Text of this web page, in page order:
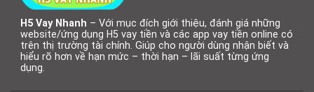
H5 Vay Nhanh – Với mục đích giới thiệu, đánh giá những
website/ứng dụng H5 vay tiền và các app vay tiền online có
trên thị trường tài chính. Giúp cho người dùng nhận biết và
hiểu rõ hơn về hạn mức – thời hạn – lãi suất từng ứng
dụng.